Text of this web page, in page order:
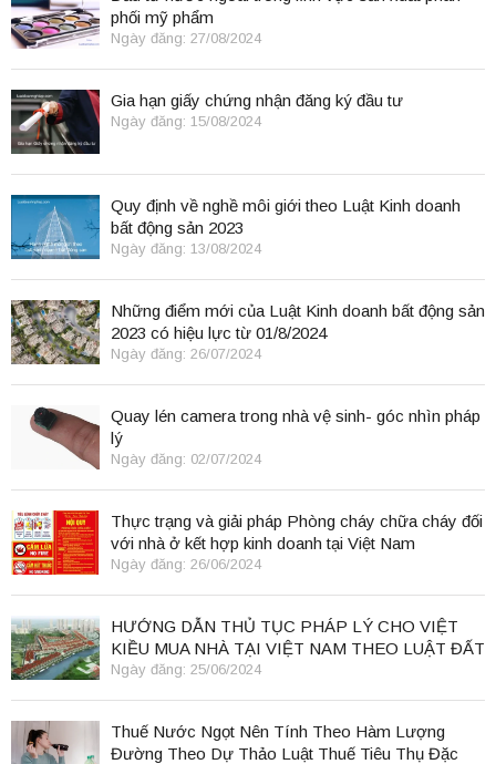
phối mỹ phẩm
Ngày đăng: 27/08/2024
Gia hạn giấy chứng nhận đăng ký đầu tư
Ngày đăng: 15/08/2024
Quy định về nghề môi giới theo Luật Kinh doanh
bất động sản 2023
Ngày đăng: 13/08/2024
Những điểm mới của Luật Kinh doanh bất động sản
2023 có hiệu lực từ 01/8/2024
Ngày đăng: 26/07/2024
Quay lén camera trong nhà vệ sinh- góc nhìn pháp
lý
Ngày đăng: 02/07/2024
Thực trạng và giải pháp Phòng cháy chữa cháy đối
với nhà ở kết hợp kinh doanh tại Việt Nam
Ngày đăng: 26/06/2024
HƯỚNG DẪN THỦ TỤC PHÁP LÝ CHO VIỆT
KIỀU MUA NHÀ TẠI VIỆT NAM THEO LUẬT ĐẤT
ĐAI 2024
Ngày đăng: 25/06/2024
Thuế Nước Ngọt Nên Tính Theo Hàm Lượng
Đường Theo Dự Thảo Luật Thuế Tiêu Thụ Đặc